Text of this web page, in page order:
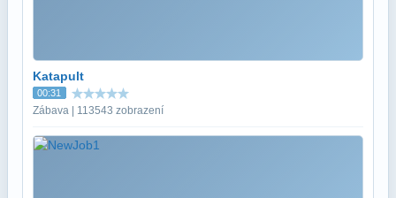
Katapult
00:31
Zábava | 113543 zobrazení